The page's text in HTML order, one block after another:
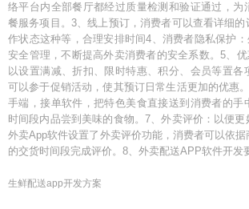
络平台内全部餐厅都经过质量检测和验证通过，为
餐服务项目。3、线上预订，消费者可以查看详细
作状态这种等，合理安排时间4、消费者隐私保护
安全管理，不断提高外卖消费者的安全系数。5、
以设置满减、折扣、限时特惠、积分、会员等置各
可以参于促销活动，使其预订日常生活更加的优惠
手端，接单软件，把特色美食直接送到消费者的手
时间段内品尝到美味的食物。7、外卖评价：以便更
外卖App软件设置了外卖评价功能，消费者可以依
的交货时间段完成评价。8、外卖配送APP软件开发
生鲜配送app开发方案